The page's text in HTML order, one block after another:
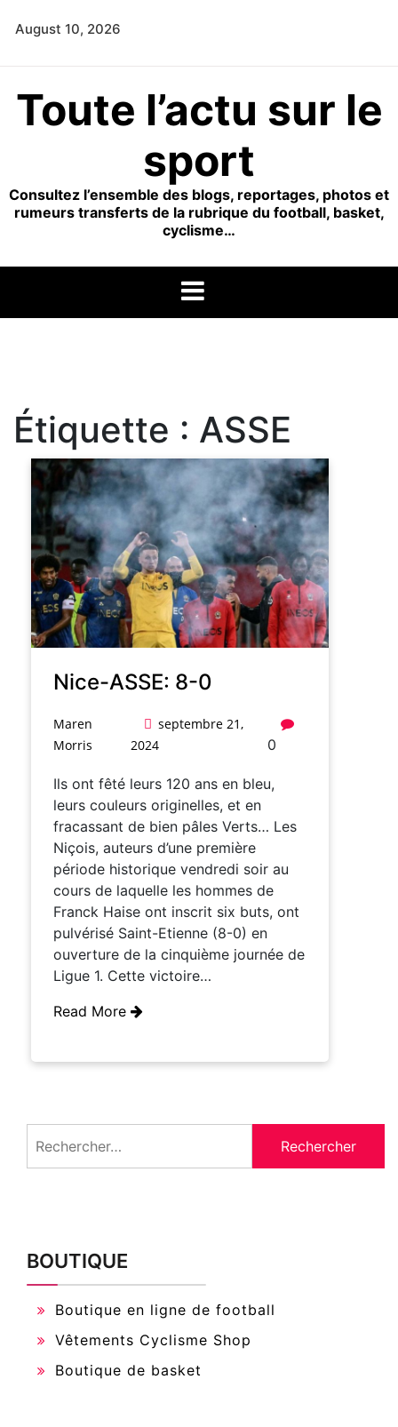
August 10, 2026
Toute l’actu sur le
sport
Consultez l’ensemble des blogs, reportages, photos et
rumeurs transferts de la rubrique du football, basket,
cyclisme…
Étiquette : ASSE
Nice-ASSE: 8-0
Maren
Morris
septembre 21,
2024
0
Ils ont fêté leurs 120 ans en bleu,
leurs couleurs originelles, et en
fracassant de bien pâles Verts… Les
Niçois, auteurs d’une première
période historique vendredi soir au
cours de laquelle les hommes de
Franck Haise ont inscrit six buts, ont
pulvérisé Saint-Etienne (8-0) en
ouverture de la cinquième journée de
Ligue 1. Cette victoire…
Read More
BOUTIQUE
Boutique en ligne de football
Vêtements Cyclisme Shop
Boutique de basket